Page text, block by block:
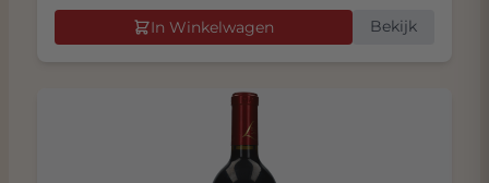
In Winkelwagen Bekijk